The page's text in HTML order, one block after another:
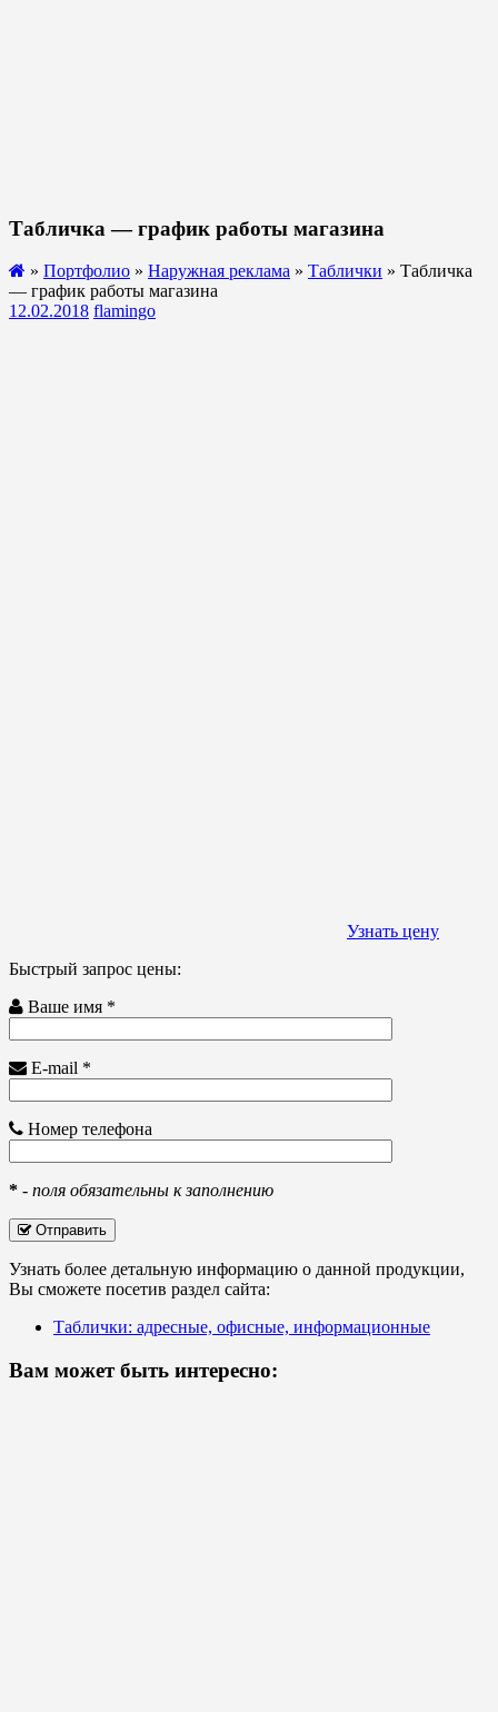
Табличка — график работы магазина
» Портфолио » Наружная реклама » Таблички » Табличка
— график работы магазина
12.02.2018 flamingo
Узнать цену
Быстрый запрос цены:
Ваше имя *
E-mail *
Номер телефона
* - поля обязательны к заполнению
Отправить
Узнать более детальную информацию о данной продукции,
Вы сможете посетив раздел сайта:
Таблички: адресные, офисные, информационные
Вам может быть интересно: